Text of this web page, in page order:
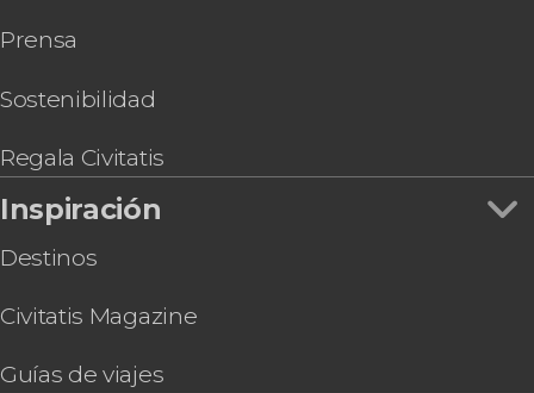
Estadio Riyadh Air Metropolitano
Tour de tapas y vinos por Madrid
Cena con espectáculo de ópera y zarzuela en el
Oferta: Museo del Prado + Reina Sofía
Visita guiada por el Palacio de Liria
Entrada al Museo de las Ilusiones de Madrid
Prensa
Sostenibilidad
Regala Civitatis
Inspiración
Destinos
Civitatis Magazine
Guías de viajes